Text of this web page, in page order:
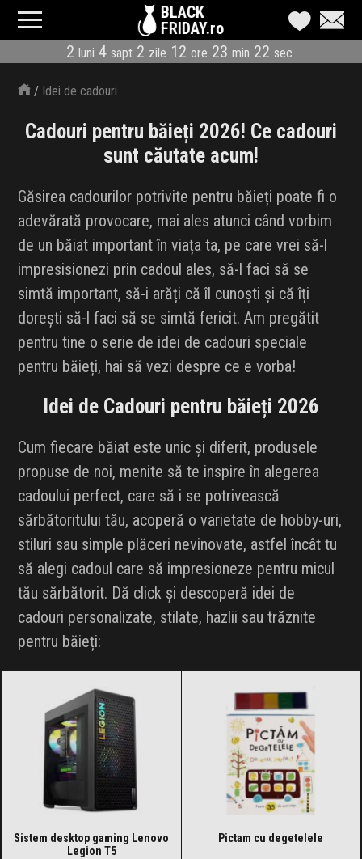
BLACK
FRIDAY.ro
2 luni 4 sapt 2 zile 12 ore 23 min 21 sec
CATEGORII
MAGAZINE
ÎNSCRIE MAGAZIN
REDUCERI
CODURI REDUCERE
CÂND E BLACK FRIDAY
ABONARE NEWSLETTER
IDEI DE CADOURI
ȘTIRI
FAVORITE
/ Idei de cadouri
Cadouri pentru băieți 2026! Ce cadouri
sunt căutate acum!
Găsirea cadourilor potrivite pentru băieți poate fi o
adevărată provocare, mai ales atunci când vorbim
de un băiat important în viața ta, pe care vrei să-l
impresisionezi prin cadoul ales, să-l faci să se
simtă important, să-i arăți că îl cunoști și că îți
dorești să-l faci să se simtă fericit. Am pregătit
pentru tine o serie de idei de cadouri speciale
pentru băieți, hai să vezi despre ce e vorba!
Idei de Cadouri pentru băieți 2026
Cum fiecare băiat este unic și diferit, produsele
propuse de noi, menite să te inspire în alegerea
cadoului perfect, care să i se potrivească
sărbătoritului tău, acoperă o varietate de hobby-uri,
stiluri sau simple plăceri nevinovate, astfel încât tu
să alegi cadoul care să impresioneze pentru micul
tău sărbătorit. Dă click și descoperă idei de
cadouri personalizate, stilate, hazlii sau trăznite
pentru băieți:
Sistem desktop gaming Lenovo
Legion T5
Pictam cu degetelele